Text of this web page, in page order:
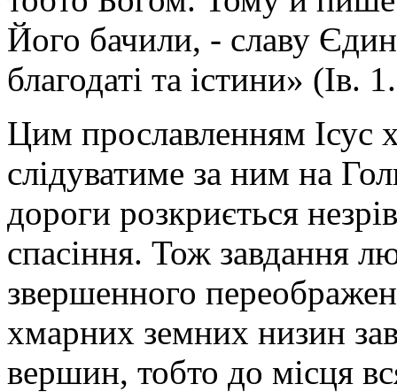
Його бачили, - славу
благодаті та істини» (Ів.
Цим прославленням Ісус
слідуватиме за ним на
дороги розкриється
спасіння. Тож завдання
звершенного
хмарних земних низин
вершин, тобто до місця